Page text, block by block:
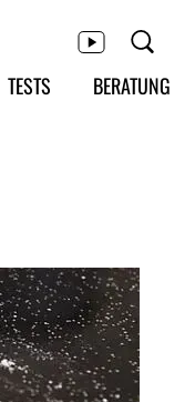
TESTS BERATUNG